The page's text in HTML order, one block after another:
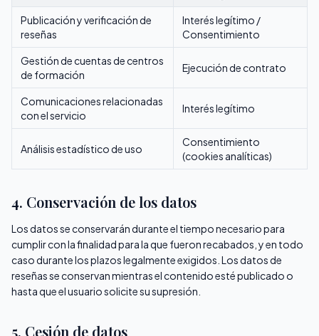
Publicación y verificación de
reseñas
Interés legítimo /
Consentimiento
Gestión de cuentas de centros
de formación
Ejecución de contrato
Comunicaciones relacionadas
con el servicio
Interés legítimo
Análisis estadístico de uso
Consentimiento
(cookies analíticas)
4. Conservación de los datos
Los datos se conservarán durante el tiempo necesario para
cumplir con la finalidad para la que fueron recabados, y en todo
caso durante los plazos legalmente exigidos. Los datos de
reseñas se conservan mientras el contenido esté publicado o
hasta que el usuario solicite su supresión.
5. Cesión de datos